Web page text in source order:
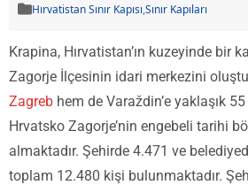
Hırvatistan Sınır Kapısı,Sınır Kapıları
Krapina, Hırvatistan’ın kuzeyinde bir
Zagorje İlçesinin idari merkezini
Zagreb hem de Varaždin’e yaklaşık
Hrvatsko Zagorje’nin engebeli tarihi
almaktadır. Şehirde 4.471 ve
toplam 12.480 kişi bulunmaktadır.